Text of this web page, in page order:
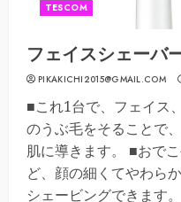
TESCOM
フェイスシェーバ
PIKAKICHI2015@GMAIL.COM
■これ1台で、フェイス
のうぶ毛をそることで
肌に導きます。 ■おで
ど、顔の細くてやわら
シェービングできます